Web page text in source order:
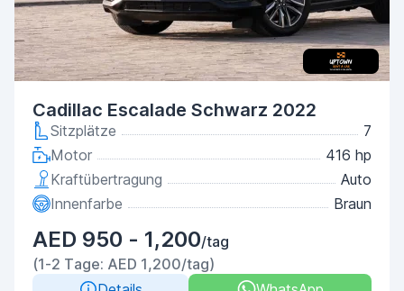
Cadillac Escalade Schwarz 2022
Sitzplätze
7
Motor
416 hp
Kraftübertragung
Auto
Innenfarbe
Braun
AED 950 - 1,200/tag
(1-2 Tage: AED 1,200/tag)